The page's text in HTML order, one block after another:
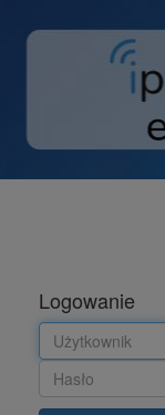
Logowanie
Użytkownik
Hasło